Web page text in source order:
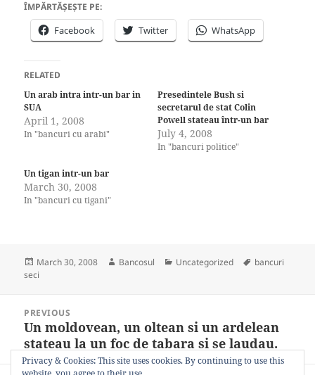
ÎMPĂRTĂȘEȘTE PE:
Facebook Twitter WhatsApp
RELATED
Un arab intra intr-un bar in
SUA
April 1, 2008
In "bancuri cu arabi"
Presedintele Bush si
secretarul de stat Colin
Powell stateau într-un bar
July 4, 2008
In "bancuri politice"
Un tigan intr-un bar
March 30, 2008
In "bancuri cu tigani"
Posted
on
March 30, 2008 Author
Bancosul Categories
Uncategorized Tags
bancuri
seci
navigation
PREVIOUS
Previous
post:
Un moldovean, un oltean si un ardelean
stateau la un foc de tabara si se laudau.
Privacy & Cookies: This site uses cookies. By continuing to use this